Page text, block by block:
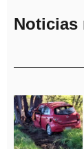
Noticias